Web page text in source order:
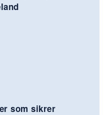
som sikrer